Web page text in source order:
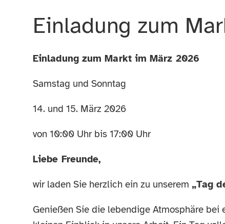
Einladung zum
Einladung zum Markt im März 2026
Samstag und Sonntag
14. und 15. März 2026
von 10:00 Uhr bis 17:00 Uhr
Liebe Freunde,
wir laden Sie herzlich ein zu unserem „Tag
Genießen Sie die lebendige Atmosphäre bei